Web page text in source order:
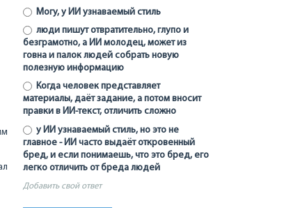
Могу, у ИИ узнаваемый стиль
люди пишут отвратительно, глупо и
безграмотно, а ИИ молодец, может из
говна и палок людей собрать новую
полезную информацию
Когда человек представляет
материалы, даёт задание, а потом вносит
правки в ИИ-текст, отличить сложно
у ИИ узнаваемый стиль, но это не
главное - ИИ часто выдаёт откровенный
бред, и если понимаешь, что это бред, его
легко отличить от бреда людей
Добавить свой ответ